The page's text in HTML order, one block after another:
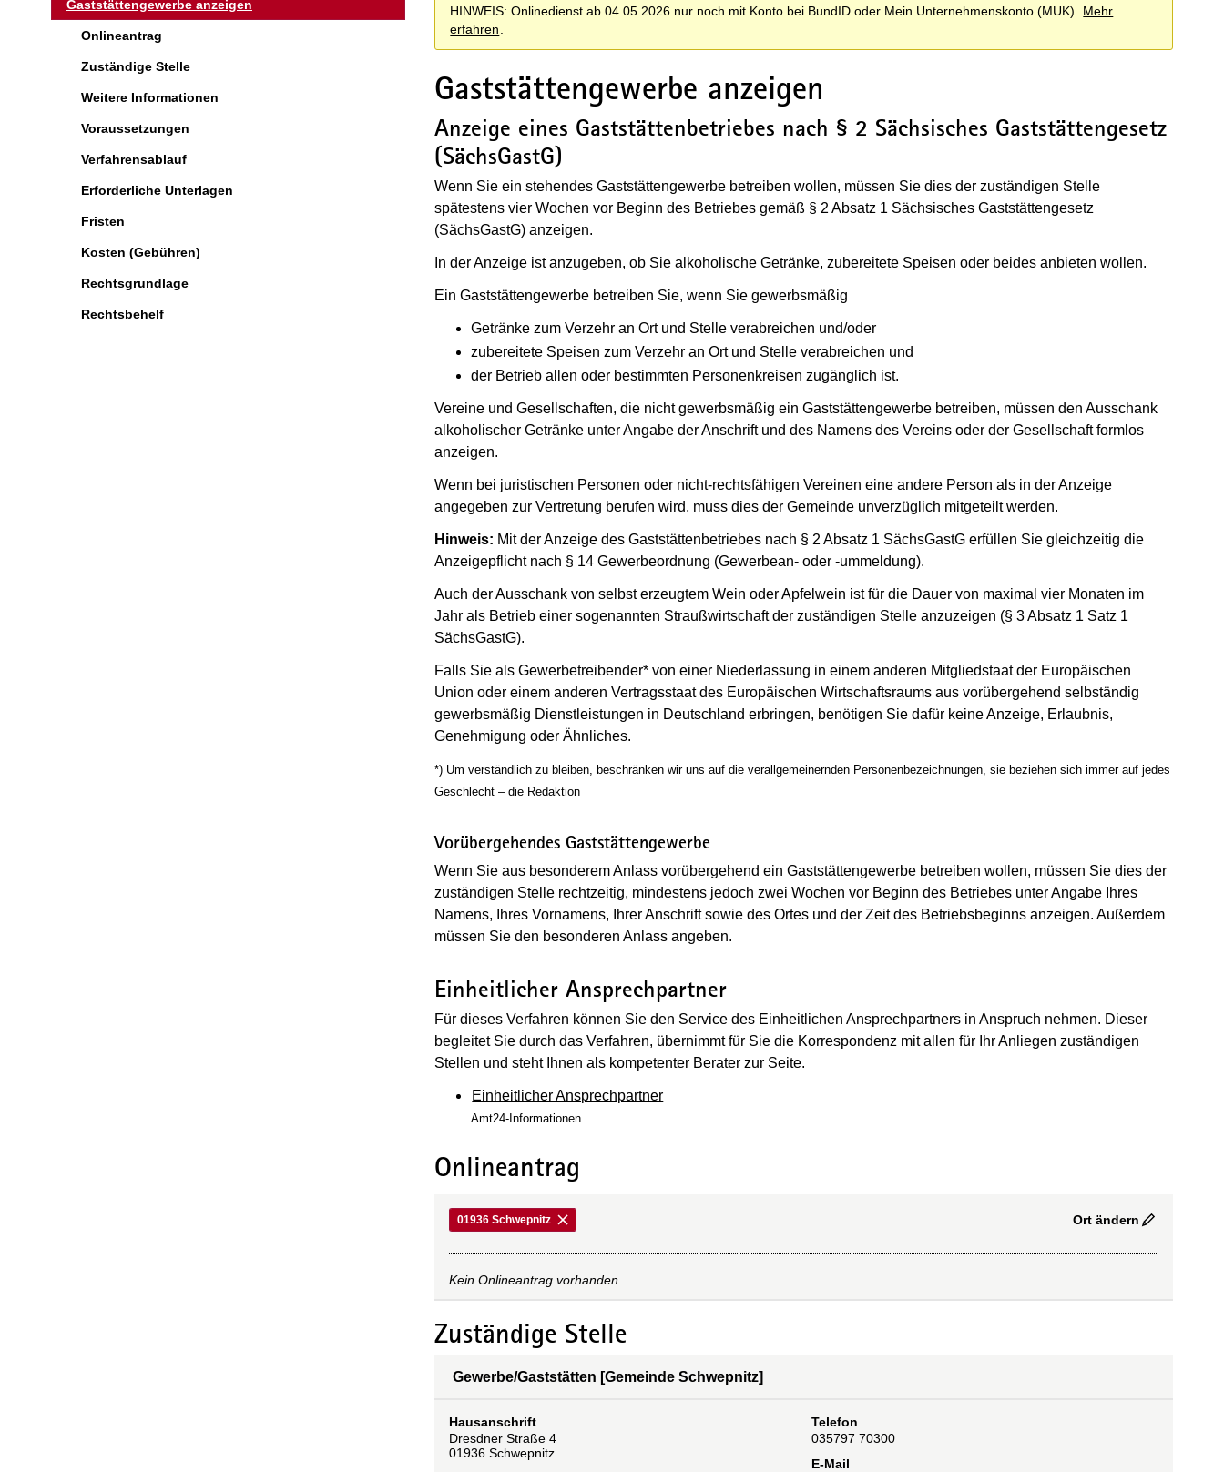
Gaststättengewerbe anzeigen
Onlineantrag
Zuständige Stelle
Weitere Informationen
Voraussetzungen
Verfahrensablauf
Erforderliche Unterlagen
Fristen
Kosten (Gebühren)
Rechtsgrundlage
Rechtsbehelf
HINWEIS: Onlinedienst ab 04.05.2026 nur noch mit Konto bei BundID oder Mein Unternehmenskonto (MUK).
Mehr
erfahren
Gaststättengewerbe anzeigen
Anzeige eines Gaststättenbetriebes nach § 2 Sächsisches Gaststättengesetz
(SächsGastG)
Wenn Sie ein stehendes Gaststättengewerbe betreiben wollen, müssen Sie dies der zuständigen Stelle
spätestens vier Wochen vor Beginn des Betriebes gemäß § 2 Absatz 1 Sächsisches Gaststättengesetz
(SächsGastG) anzeigen.
In der Anzeige ist anzugeben, ob Sie alkoholische Getränke, zubereitete Speisen oder beides anbieten wollen.
Ein Gaststättengewerbe betreiben Sie, wenn Sie gewerbsmäßig
Getränke zum Verzehr an Ort und Stelle verabreichen und/oder
zubereitete Speisen zum Verzehr an Ort und Stelle verabreichen und
der Betrieb allen oder bestimmten Personenkreisen zugänglich ist.
Vereine und Gesellschaften, die nicht gewerbsmäßig ein Gaststättengewerbe betreiben, müssen den Ausschank
alkoholischer Getränke unter Angabe der Anschrift und des Namens des Vereins oder der Gesellschaft formlos
anzeigen.
Wenn bei juristischen Personen oder nicht-rechtsfähigen Vereinen eine andere Person als in der Anzeige
angegeben zur Vertretung berufen wird, muss dies der Gemeinde unverzüglich mitgeteilt werden.
Hinweis: Mit der Anzeige des Gaststättenbetriebes nach § 2 Absatz 1 SächsGastG erfüllen Sie gleichzeitig die
Anzeigepflicht nach § 14 Gewerbeordnung (Gewerbean- oder -ummeldung).
Auch der Ausschank von selbst erzeugtem Wein oder Apfelwein ist für die Dauer von maximal vier Monaten im
Jahr als Betrieb einer sogenannten Straußwirtschaft der zuständigen Stelle anzuzeigen (§ 3 Absatz 1 Satz 1
SächsGastG).
Falls Sie als Gewerbetreibender* von einer Niederlassung in einem anderen Mitgliedstaat der Europäischen
Union oder einem anderen Vertragsstaat des Europäischen Wirtschaftsraums aus vorübergehend selbständig
gewerbsmäßig Dienstleistungen in Deutschland erbringen, benötigen Sie dafür keine Anzeige, Erlaubnis,
Genehmigung oder Ähnliches.
*) Um verständlich zu bleiben, beschränken wir uns auf die verallgemeinernden Personenbezeichnungen, sie beziehen sich immer auf jedes
Geschlecht – die Redaktion
Vorübergehendes Gaststättengewerbe
Wenn Sie aus besonderem Anlass vorübergehend ein Gaststättengewerbe betreiben wollen, müssen Sie dies der
zuständigen Stelle rechtzeitig, mindestens jedoch zwei Wochen vor Beginn des Betriebes unter Angabe Ihres
Namens, Ihres Vornamens, Ihrer Anschrift sowie des Ortes und der Zeit des Betriebsbeginns anzeigen. Außerdem
müssen Sie den besonderen Anlass angeben.
Einheitlicher Ansprechpartner
Für dieses Verfahren können Sie den Service des Einheitlichen Ansprechpartners in Anspruch nehmen. Dieser
begleitet Sie durch das Verfahren, übernimmt für Sie die Korrespondenz mit allen für Ihr Anliegen zuständigen
Stellen und steht Ihnen als kompetenter Berater zur Seite.
Einheitlicher Ansprechpartner
Amt24-Informationen
Onlineantrag
01936 Schwepnitz Ort ändern
Kein Onlineantrag vorhanden
Zuständige Stelle
Gewerbe/Gaststätten [Gemeinde Schwepnitz]
Hausanschrift
Dresdner Straße 4
01936 Schwepnitz
Telefon
035797 70300
E-Mail